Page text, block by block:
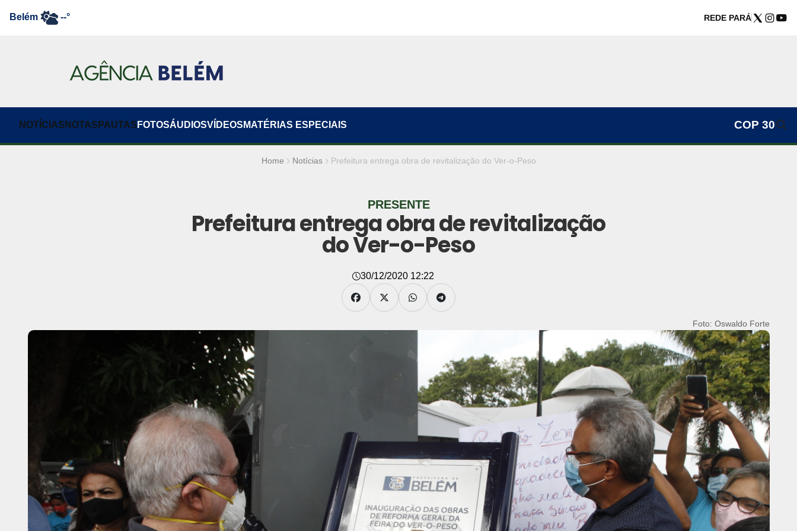
Belém --° REDE PARÁ
NOTÍCIAS NOTAS PAUTAS FOTOSÁUDIOSVÍDEOS MATÉRIAS ESPECIAIS COP 30
Home Notícias Prefeitura entrega obra de revitalização do Ver-o-Peso
PRESENTE
Prefeitura entrega obra de revitalização
do Ver-o-Peso
30/12/2020 12:22
Foto: Oswaldo Forte